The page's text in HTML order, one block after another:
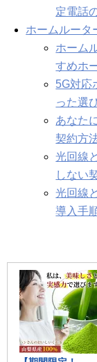
定電話
ホームルータ
ホーム
すめホ
5G対応
った選
あなた
契約方
光回線
しない
光回線
導入手